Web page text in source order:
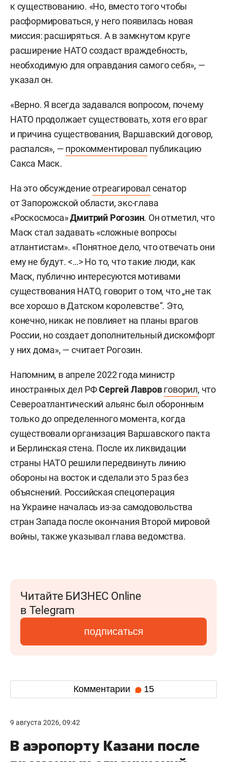
к существованию. «Но, вместо того чтобы
расформироваться, у него появилась новая
миссия: расширяться. А в замкнутом круге
расширение НАТО создаст враждебность,
необходимую для оправдания самого себя», —
указал он.
«Верно. Я всегда задавался вопросом, почему
НАТО продолжает существовать, хотя его враг
и причина существования, Варшавский договор,
распался», — прокомментировал публикацию
Сакса Маск.
На это обсуждениеотреагировал сенатор
от Запорожской области, экс-глава
«Роскосмоса»Дмитрий Рогозин. Он отметил, что
Маск стал задавать «сложные вопросы
атлантистам». «Понятное дело, что отвечать они
ему не будут. <…> Но то, что такие люди, как
Маск, публично интересуются мотивами
существования НАТО, говорит о том, что „не так
все хорошо в Датском королевстве“. Это,
конечно, никак не повлияет на планы врагов
России, но создает дополнительный дискомфорт
у них дома», — считает Рогозин.
Напомним, в апреле 2022 года министр
иностранных дел РФСергей Лавров говорил, что
Североатлантический альянс был оборонным
только до определенного момента, когда
существовали организация Варшавского пакта
и Берлинская стена. После их ликвидации
страны НАТО решили передвинуть линию
обороны на восток и сделали это 5 раз без
объяснений. Российская спецоперация
на Украине началась из-за самодовольства
стран Запада после окончания Второй мировой
войны, также указывал глава ведомства.
Читайте БИЗНЕС Online
в Telegram
подписаться
Комментарии 15
9 августа 2026, 09:42
В аэропорту Казани после